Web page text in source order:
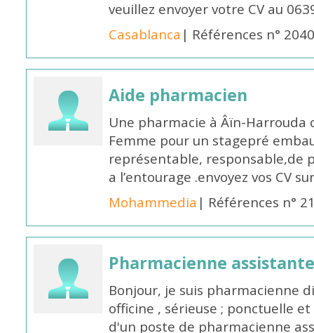
veuillez envoyer votre CV au
Casablanca | Références n°
Aide pharmacien
Une pharmacie à Âïn-Harrouda
Femme pour un stagepré
représentable,
a l’entourage .envoyez vos CV
Mohammedia | Références n°
Pharmacienne
Bonjour, je suis pharmacienne
officine , sérieuse ; ponctuelle
d'un poste de pharmacienne